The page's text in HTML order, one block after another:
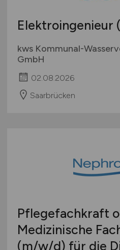
Elektroingenieur
kws Kommunal-
GmbH
02.08.2026
Saarbrücken
Pflegefachkraft
Medizinische
(m/w/d) für die